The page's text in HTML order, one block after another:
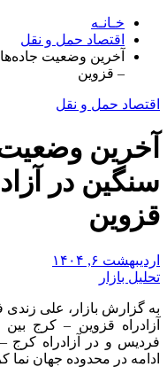
خـانـه
اقتصاد حمل و نقل
آخرین وضعیت
– قزوین
اقتصاد حمل و نقل
آخرین
سنگین در
قزوین
اردیبهشت ۶, ۱۴۰۴
تحلیل بازار
به گزارش بازار، علی
آزادراه قزوین – کرج بین
فردیس و در آزادراه کرج
ادامه در محدوده جهان